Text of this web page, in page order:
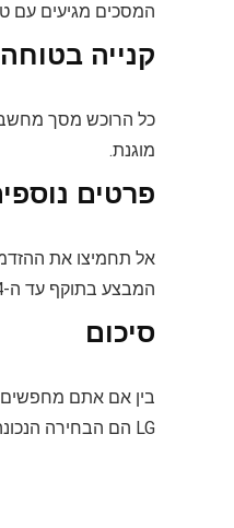
המסכים מגיעים עם
קנייה
כל הרוכש מסך מחשב
מוגנת.
פרטים
אל תחמיצו את
המבצע בתוקף עד ה-24.04 או עד גמר המלאי, עם מינימום 5 יחידות במלאי מכל דגם.
סיכום
בין אם אתם מחפשים
LG הם הבחירה הנכונה עבורכם. נצלו את מבצעי הפסח והבטיחו לעצמכם את המסך המתאים ביותר לצרכים שלכם.